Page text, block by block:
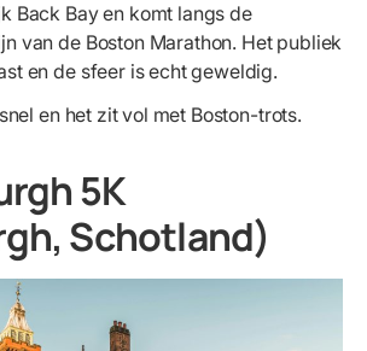
Back Bay en komt langs de
van de Boston Marathon. Het publiek
en de sfeer is echt geweldig.
en het zit vol met Boston-trots.
5K
Schotland)